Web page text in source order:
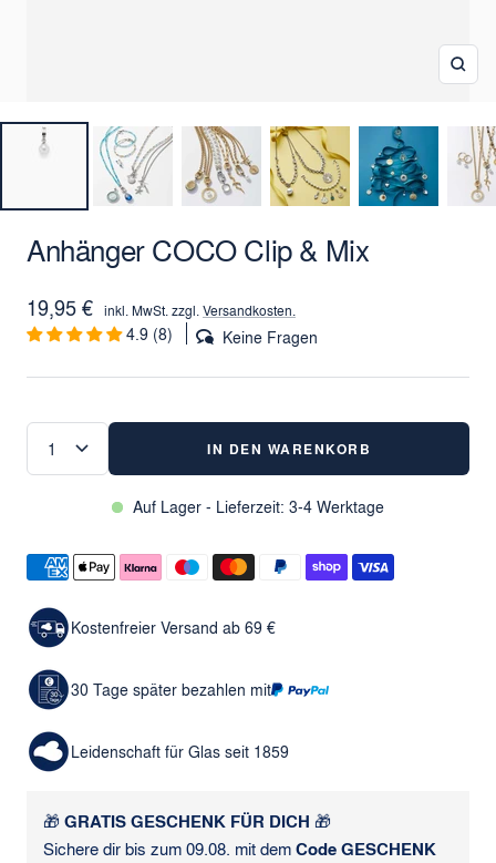
Anhänger COCO Clip & Mix
Angebotspreis
19,95 € inkl. MwSt. zzgl. Versandkosten.
4.9 (8) Keine Fragen
IN DEN WARENKORB
Auf Lager - Lieferzeit: 3-4 Werktage
Kostenfreier Versand ab 69 €
30 Tage später bezahlen mit
Leidenschaft für Glas seit 1859
🎁 GRATIS GESCHENK FÜR DICH 🎁
Sichere dir bis zum 09.08. mit demCode GESCHENK